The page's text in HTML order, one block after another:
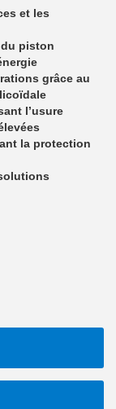
et les
piston
grâce au
l’usure
la protection